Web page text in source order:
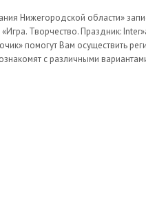
Нижегородской области»
Творчество. Праздник:
помогут Вам осуществить
с различными